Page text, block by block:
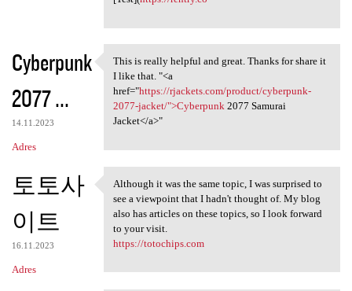
Cyberpunk
2077 ...
14.11.2023
Adres
This is really helpful and
This is really helpful and great. Thanks for share it
I like that. "<a
href="https://rjackets.com/product/cyberpunk-
2077-jacket/">Cyberpunk2077 Samurai
Jacket</a>"
토토사
이트
16.11.2023
Adres
Although it was the same
Although it was the same topic, I was surprised to
see a viewpoint that I hadn't thought of. My blog
also has articles on these topics, so I look forward
to your visit.
https://totochips.com